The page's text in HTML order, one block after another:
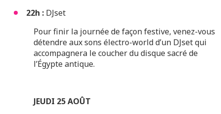
22h : DJset
Pour finir la journée de façon festive, venez-vous
détendre aux sons électro-world d’un DJset qui
accompagnera le coucher du disque sacré de
l’Égypte antique.
JEUDI 25 AOÛT